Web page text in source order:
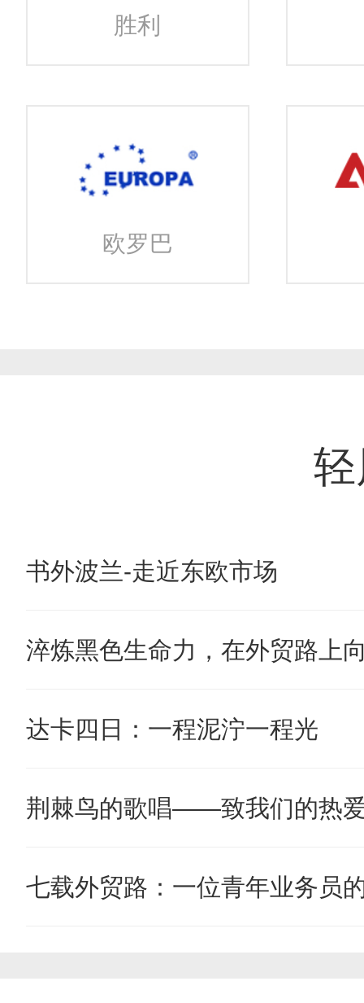
胜利
欧罗巴
书外波兰-走近东欧市场
淬炼黑色生命力，在外贸路上
达卡四日：一程泥泞一程光
荆棘鸟的歌唱——致我们的热
七载外贸路：一位青年业务员